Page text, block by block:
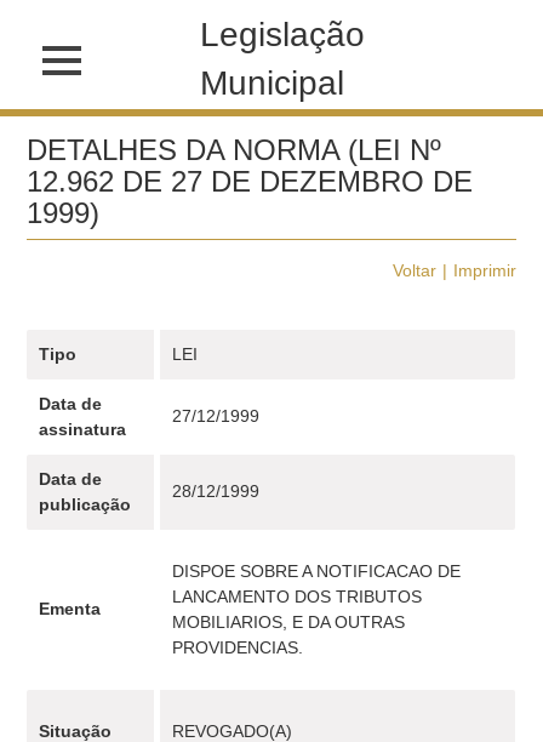
Legislação
Municipal
DETALHES DA NORMA (LEI Nº
12.962 DE 27 DE DEZEMBRO DE
1999)
Voltar Imprimir
Tipo LEI
Data de
assinatura
27/12/1999
Data de
publicação
28/12/1999
Ementa
DISPOE SOBRE A NOTIFICACAO DE
LANCAMENTO DOS TRIBUTOS
MOBILIARIOS, E DA OUTRAS
PROVIDENCIAS.
Situação REVOGADO(A)